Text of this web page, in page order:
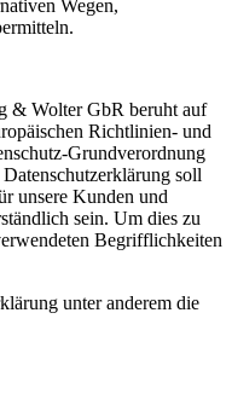
Wegen,
& Wolter GbR beruht auf
Richtlinien- und
Grundverordnung
soll
unsere Kunden und
sein. Um dies zu
Begrifflichkeiten
unter anderem die